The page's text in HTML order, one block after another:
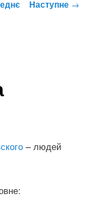
Наступне →
– людей